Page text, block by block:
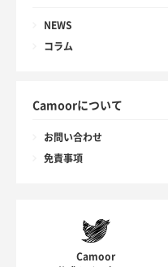
NEWS
コラム
Camoorについて
お問い合わせ
免責事項
Camoor